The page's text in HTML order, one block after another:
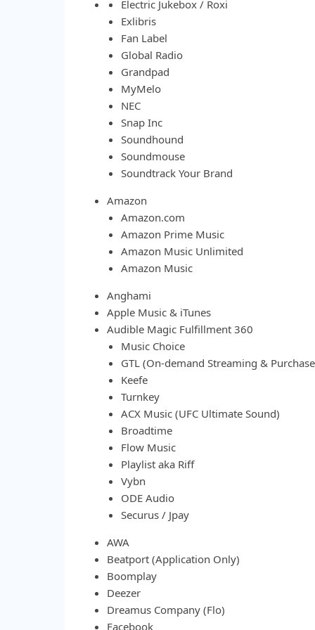
Electric Jukebox / Roxi
Exlibris
Fan Label
Global Radio
Grandpad
MyMelo
NEC
Snap Inc
Soundhound
Soundmouse
Soundtrack Your Brand
Amazon
Amazon.com
Amazon Prime Music
Amazon Music Unlimited
Amazon Music
Anghami
Apple Music & iTunes
Audible Magic Fulfillment 360
Music Choice
GTL (On-demand Streaming &
Keefe
Turnkey
ACX Music (UFC Ultimate Sound)
Broadtime
Flow Music
Playlist aka Riff
Vybn
ODE Audio
Securus / Jpay
AWA
Beatport (Application Only)
Boomplay
Deezer
Dreamus Company (Flo)
Facebook